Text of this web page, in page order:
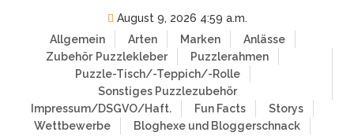
August 9, 2026 4:59 a.m.
Allgemein
Arten Marken
Anlässe
Zubehör Puzzlekleber
Puzzlerahmen
Puzzle-Tisch/-Teppich/-Rolle
Sonstiges Puzzlezubehör
Impressum/DSGVO/Haft.
Fun Facts
Storys
Wettbewerbe
Bloghexe und Bloggerschnack